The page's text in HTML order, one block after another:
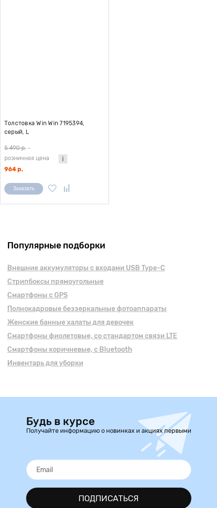
Толстовка Win Win 7195394,
серый, L
5 490 р. -
розничная цена
964 р.
Заказать
Популярные подборки
Внешние аккумуляторы с входами USB Type-C
Стрипбоксы прямоугольные
Смартфоны с GPS
Полнокадровые беззеркальные фотоаппараты
Женские банные халаты для девочек
Смартфоны фиолетовые, cо стандартом связи LTE
Смартфоны коричневые, с Bluetooth
Инвентарь для уборки
Будь в курсе
Получайте информацию о новинках и акциях первыми
ПОДПИСАТЬСЯ